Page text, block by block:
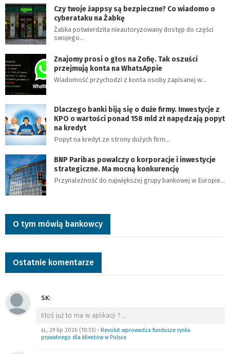
Czy twoje żappsy są bezpieczne? Co wiadomo o
cyberataku na Żabkę
Żabka potwierdziła nieautoryzowany dostęp do części
swojego…
Znajomy prosi o głos na Zofię. Tak oszuści
przejmują konta na WhatsAppie
Wiadomość przychodzi z konta osoby zapisanej w…
Dlaczego banki biją się o duże firmy. Inwestycje z
KPO o wartości ponad 158 mld zł napędzają popyt
na kredyt
Popyt na kredyt ze strony dużych firm…
BNP Paribas powalczy o korporacje i inwestycje
strategiczne. Ma mocną konkurencję
Przynależność do największej grupy bankowej w Europie…
O tym mówią bankowcy
Ostatnie komentarze
SK:
Ktoś już to ma w aplikacji ? …
śr., 29 lip 2026 (10:13) • Revolut wprowadza fundusze rynku
prywatnego dla klientów w Polsce